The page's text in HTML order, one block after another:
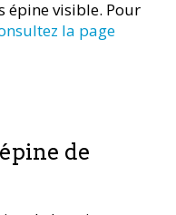
épine visible. Pour
la page
de